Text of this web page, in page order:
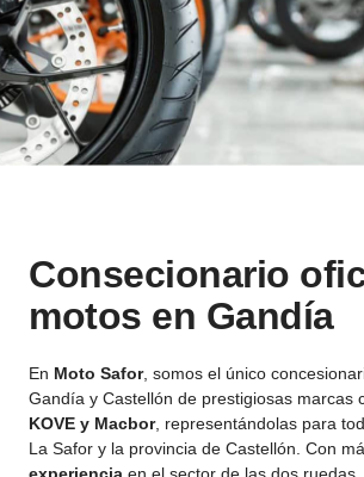
Consecionario
motos en Gandía
En Moto Safor, somos el único
Gandía y Castellón de prestigiosas marcas
KOVE y Macbor, representándolas para
La Safor y la provincia de Castellón. Con